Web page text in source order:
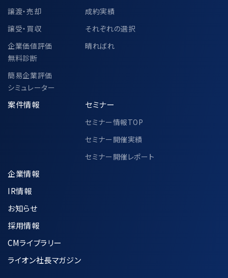
譲渡・売却
譲受・買収
企業価値評価
無料診断
簡易企業評価
シミュレーター
成約実績
それぞれの選択
晴ればれ
案件情報 セミナー
セミナー情報TOP
セミナー開催実績
セミナー開催レポート
企業情報
IR情報
お知らせ
採用情報
CMライブラリー
ライオン社長マガジン